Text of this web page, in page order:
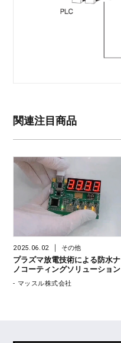
関連注目商品
2025.06.02 ｜ その他
プラズマ放電技術による防水ナ
ノコーティングソリューション
- マッスル株式会社